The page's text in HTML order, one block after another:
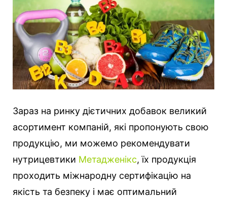
Зараз на ринку дієтичних добавок великий
асортимент компаній, які пропонують свою
продукцію, ми можемо рекомендувати
нутрицевтики Метадженікс, їх продукція
проходить міжнародну сертифікацію на
якість та безпеку і має оптимальний